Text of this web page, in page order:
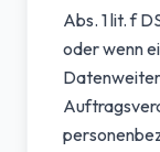
Abs. 1 lit. f
oder wenn